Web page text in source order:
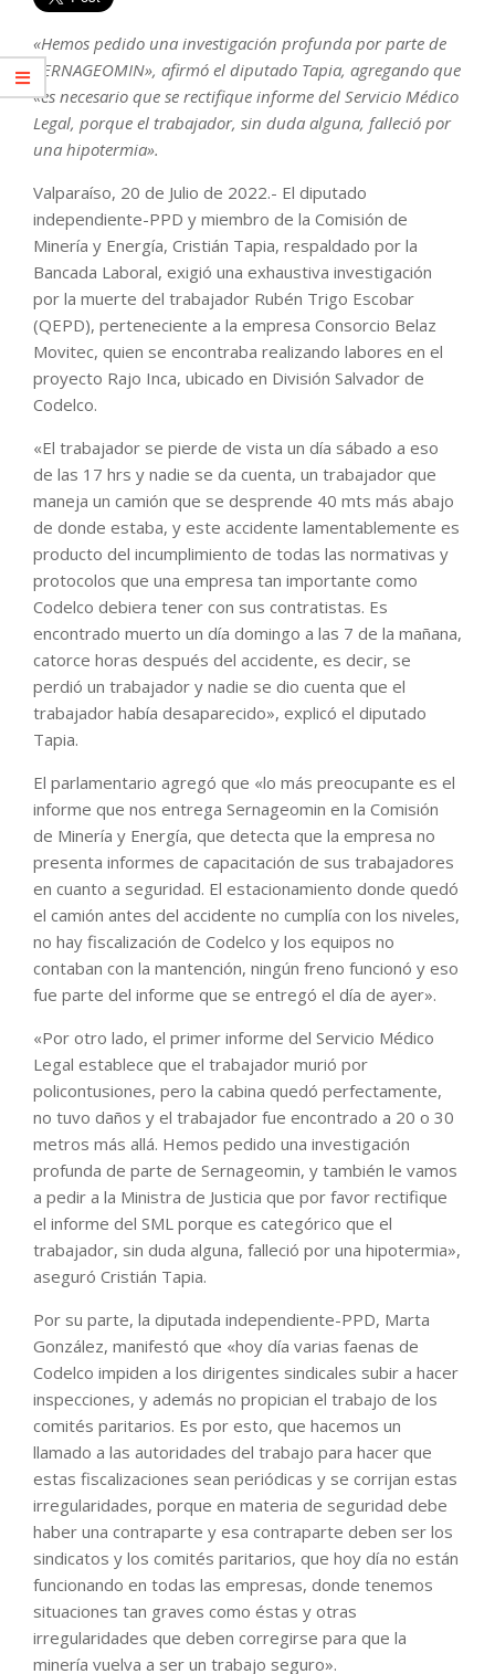
«Hemos pedido una investigación profunda por parte de
SERNAGEOMIN», afirmó el diputado Tapia, agregando que
«es necesario que se rectifique informe del Servicio Médico
Legal, porque el trabajador, sin duda alguna, falleció por
una hipotermia».
Valparaíso, 20 de Julio de 2022.- El diputado
independiente-PPD y miembro de la Comisión de
Minería y Energía, Cristián Tapia, respaldado por la
Bancada Laboral, exigió una exhaustiva investigación
por la muerte del trabajador Rubén Trigo Escobar
(QEPD), perteneciente a la empresa Consorcio Belaz
Movitec, quien se encontraba realizando labores en el
proyecto Rajo Inca, ubicado en División Salvador de
Codelco.
«El trabajador se pierde de vista un día sábado a eso
de las 17 hrs y nadie se da cuenta, un trabajador que
maneja un camión que se desprende 40 mts más abajo
de donde estaba, y este accidente lamentablemente es
producto del incumplimiento de todas las normativas y
protocolos que una empresa tan importante como
Codelco debiera tener con sus contratistas. Es
encontrado muerto un día domingo a las 7 de la mañana,
catorce horas después del accidente, es decir, se
perdió un trabajador y nadie se dio cuenta que el
trabajador había desaparecido», explicó el diputado
Tapia.
El parlamentario agregó que «lo más preocupante es el
informe que nos entrega Sernageomin en la Comisión
de Minería y Energía, que detecta que la empresa no
presenta informes de capacitación de sus trabajadores
en cuanto a seguridad. El estacionamiento donde quedó
el camión antes del accidente no cumplía con los niveles,
no hay fiscalización de Codelco y los equipos no
contaban con la mantención, ningún freno funcionó y eso
fue parte del informe que se entregó el día de ayer».
«Por otro lado, el primer informe del Servicio Médico
Legal establece que el trabajador murió por
policontusiones, pero la cabina quedó perfectamente,
no tuvo daños y el trabajador fue encontrado a 20 o 30
metros más allá. Hemos pedido una investigación
profunda de parte de Sernageomin, y también le vamos
a pedir a la Ministra de Justicia que por favor rectifique
el informe del SML porque es categórico que el
trabajador, sin duda alguna, falleció por una hipotermia»,
aseguró Cristián Tapia.
Por su parte, la diputada independiente-PPD, Marta
González, manifestó que «hoy día varias faenas de
Codelco impiden a los dirigentes sindicales subir a hacer
inspecciones, y además no propician el trabajo de los
comités paritarios. Es por esto, que hacemos un
llamado a las autoridades del trabajo para hacer que
estas fiscalizaciones sean periódicas y se corrijan estas
irregularidades, porque en materia de seguridad debe
haber una contraparte y esa contraparte deben ser los
sindicatos y los comités paritarios, que hoy día no están
funcionando en todas las empresas, donde tenemos
situaciones tan graves como éstas y otras
irregularidades que deben corregirse para que la
minería vuelva a ser un trabajo seguro».